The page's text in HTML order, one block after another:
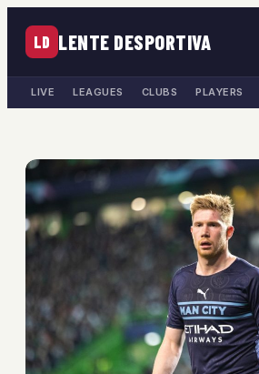
LD LENTE DESPORTIVA
LIVE LEAGUES CLUBS PLAYERS